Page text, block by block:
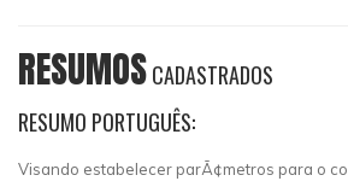
RESUMOSCADASTRADOS
RESUMO PORTUGUÊS:
Visando estabelecer parÃ¢metros para o